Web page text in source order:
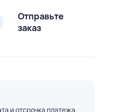
Отправьте
заказ
и отсрочка платежа